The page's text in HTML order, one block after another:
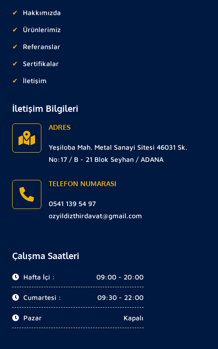
Hakkımızda
Ürünlerimiz
Referanslar
Sertifikalar
İletişim
İletişim Bilgileri
ADRES
Yeşiloba Mah. Metal Sanayi Sitesi 46031 Sk.
No:17 / B - 21 Blok Seyhan / ADANA
TELEFON NUMARASI
0541 139 54 97
ozyildizthirdavat@gmail.com
Çalışma Saatleri
Hafta İçi : 09:00 - 20:00
Cumartesi : 09:30 - 22:00
Pazar Kapalı